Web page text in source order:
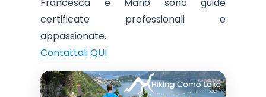
certificate professionali e
appassionate.
Contattali QUI